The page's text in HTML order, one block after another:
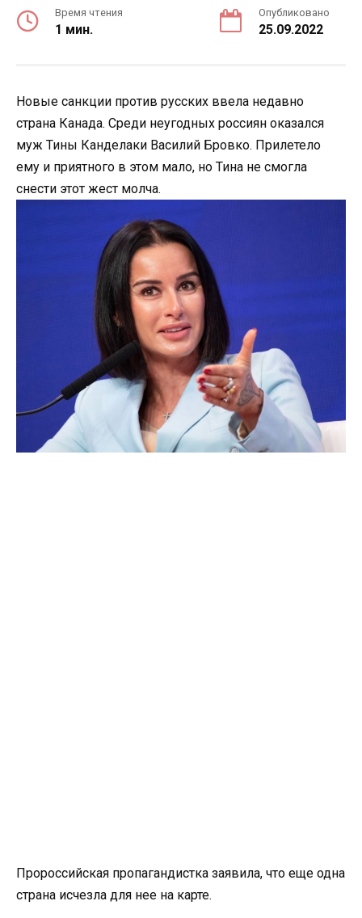
Время чтения
1 мин.
Опубликовано
25.09.2022
Новые санкции против русских ввела недавно
страна Канада. Среди неугодных россиян оказался
муж Тины Канделаки Василий Бровко. Прилетело
ему и приятного в этом мало, но Тина не смогла
снести этот жест молча.
Пророссийская пропагандистка заявила, что еще одна
страна исчезла для нее на карте.